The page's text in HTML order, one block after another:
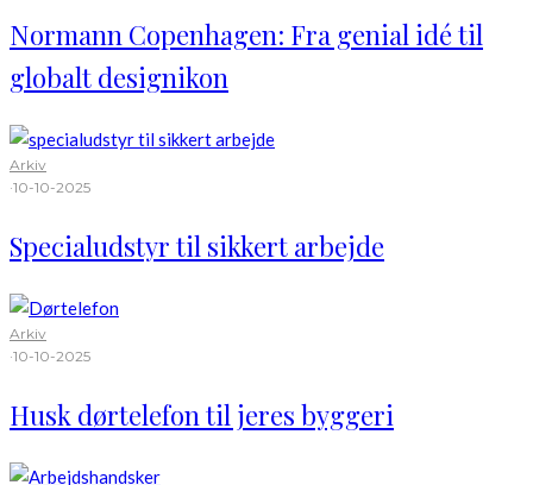
Normann Copenhagen: Fra genial idé til
globalt designikon
Arkiv
·10-10-2025
Specialudstyr til sikkert arbejde
Arkiv
·10-10-2025
Husk dørtelefon til jeres byggeri